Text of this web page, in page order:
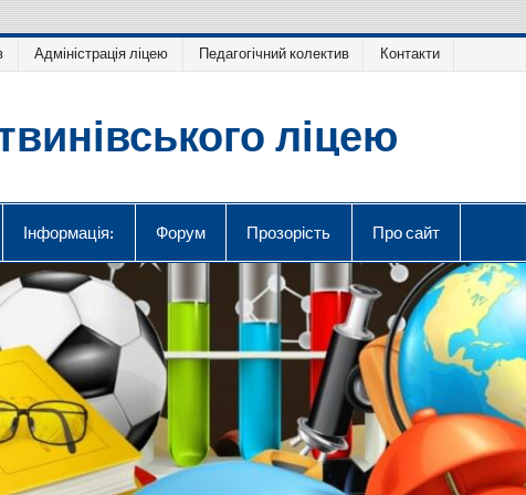
Адміністрація ліцею Педагогічний колектив Контакти
ліцею
Інформація: Форум Прозорість Про сайт